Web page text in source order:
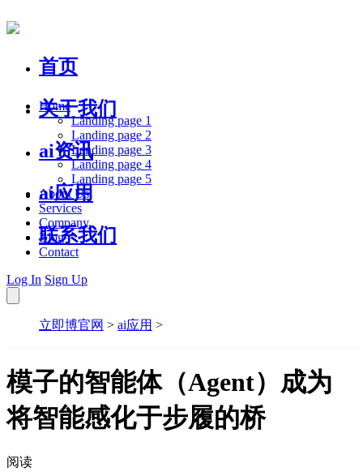
首页
关于我们
ai资讯
ai应用
联系我们
Home
Landing page 1
Landing page 2
Landing page 3
Landing page 4
Landing page 5
About Us
Services
Company
Blog
Contact
Log In Sign Up
立即博官网 > ai应用 >
模子的智能体（Agent）成为
将智能感化于步履的桥
阅读